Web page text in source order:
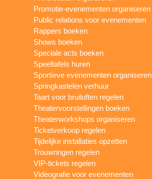
Promotie-evenementen organiseren
Public relations voor evenementen
Rappers boeken
Shows boeken
Speciale acts boeken
Speeltafels huren
Sportieve evenementen organiseren
Springkastelen verhuur
Taart voor bruiloften regelen
Theatervoorstellingen boeken
Theaterworkshops organiseren
Ticketverkoop regelen
Tijdelijke installaties opzetten
Trouwringen regelen
VIP-tickets regelen
Videografie voor evenementen